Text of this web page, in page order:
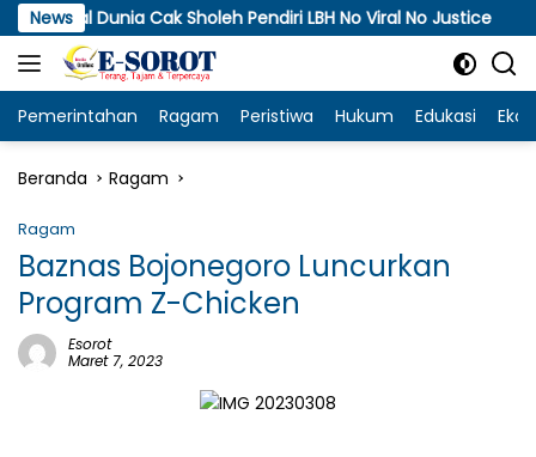
Langsung
ke
konten
News
Dunia Cak Sholeh Pendiri LBH No Viral No Justice
Pemerintahan Ragam Peristiwa Hukum Edukasi
Beranda Ragam
Ragam
Baznas Bojonegoro Luncurkan
Program Z-Chicken
Esorot
Maret 7, 2023